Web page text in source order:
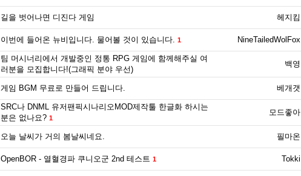
길을 벗어나면 디진다 게임 헤지킴
이번에 들어온 뉴비입니다. 물어볼 것이 있습니다. 1 NineTailedWolFox
팀 머시너리에서 개발중인 정통 RPG 게임에 함께해주실 여
러분을 모집합니다!(그래픽 분야 우선)
백영
게임 BGM 무료로 만들어 드립니다. 베개갯
SRC나 DNML 유저팬픽시나리오MOD제작툴 한글화 하시는
분은 없나요? 1
모드좋아
오늘 날씨가 거의 봄날씨네요. 필마온
OpenBOR - 열혈경파 쿠니오군 2nd 테스트 1 Tokki